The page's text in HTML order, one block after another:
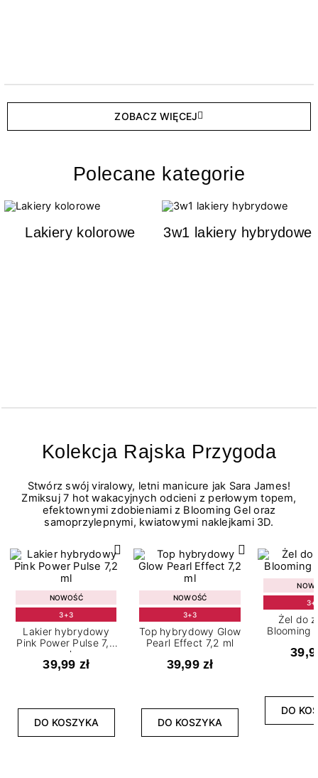
ZOBACZ WIĘCEJ
Polecane kategorie
Lakiery kolorowe 3w1 lakiery hybrydowe
Kolekcja Rajska Przygoda
Stwórz swój viralowy, letni manicure jak Sara James!
Zmiksuj 7 hot wakacyjnych odcieni z perłowym topem,
efektownymi zdobieniami z Blooming Gel oraz
samoprzylepnymi, kwiatowymi naklejkami 3D.
NOWOŚĆ
3+3
Lakier hybrydowy
Pink Power Pulse 7,2
ml
39,99 zł
DO KOSZYKA
NOWOŚĆ
3+3
Top hybrydowy Glow
Pearl Effect 7,2 ml
39,99 zł
DO KOSZYKA
Żel do
Blooming
DO